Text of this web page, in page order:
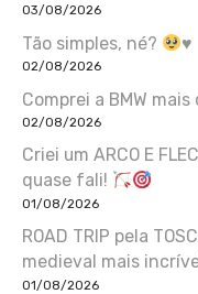
03/08/2026
Tão simples, né? ♥️
02/08/2026
Comprei a BMW
02/08/2026
Criei um ARCO E
quase fali!
01/08/2026
ROAD TRIP pela
medieval mais
01/08/2026